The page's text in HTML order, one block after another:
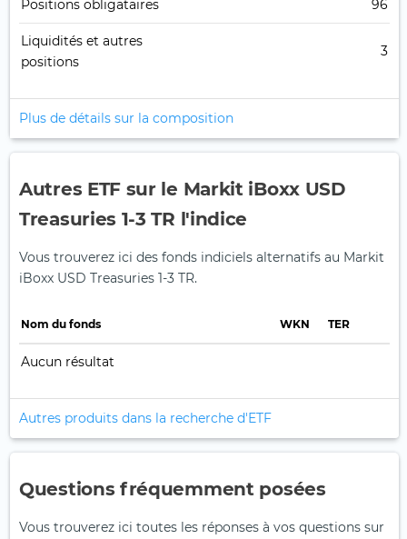
Positions obligataires 96
Liquidités et autres
positions
3
Plus de détails sur la composition
Autres ETF sur le Markit iBoxx USD
Treasuries 1-3 TR l'indice
Vous trouverez ici des fonds indiciels alternatifs au Markit
iBoxx USD Treasuries 1-3 TR.
Nom du fonds WKN TER
Aucun résultat
Autres produits dans la recherche d'ETF
Questions fréquemment posées
Vous trouverez ici toutes les réponses à vos questions sur